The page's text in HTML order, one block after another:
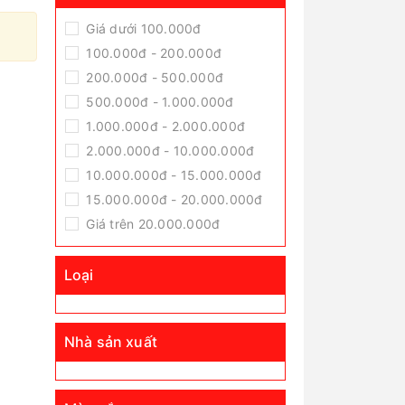
Giá dưới 100.000đ
100.000đ - 200.000đ
200.000đ - 500.000đ
500.000đ - 1.000.000đ
1.000.000đ - 2.000.000đ
2.000.000đ - 10.000.000đ
10.000.000đ - 15.000.000đ
15.000.000đ - 20.000.000đ
Giá trên 20.000.000đ
Loại
Nhà sản xuất